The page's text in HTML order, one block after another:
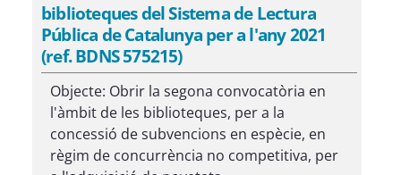
biblioteques del Sistema de Lectura
Pública de Catalunya per a l'any 2021
(ref. BDNS 575215)
Objecte: Obrir la segona convocatòria en
l'àmbit de les biblioteques, per a la
concessió de subvencions en espècie, en
règim de concurrència no competitiva, per